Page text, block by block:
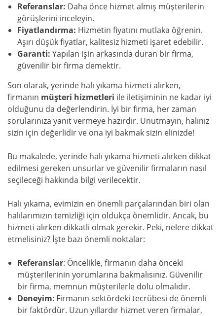
Referanslar: Daha önce hizmet almış müşterilerin
görüşlerini inceleyin.
Fiyatlandırma: Hizmetin fiyatını mutlaka öğrenin.
Aşırı düşük fiyatlar, kalitesiz hizmeti işaret edebilir.
Garanti: Yapılan işin arkasında duran bir firma,
güvenilir bir firma demektir.
Son olarak, yerinde halı yıkama hizmeti alırken,
firmanın müşteri hizmetleri ile iletişiminin ne kadar iyi
olduğunu da değerlendirin. İyi bir firma, her zaman
sorularınıza yanıt vermeye hazırdır. Unutmayın, halınız
sizin için değerlidir ve ona iyi bakmak sizin elinizde!
Bu makalede, yerinde halı yıkama hizmeti alırken dikkat
edilmesi gereken unsurlar ve güvenilir firmaların nasıl
seçileceği hakkında bilgi verilecektir.
Halı yıkama, evimizin en önemli parçalarından biri olan
halılarımızın temizliği için oldukça önemlidir. Ancak, bu
hizmeti alırken dikkatli olmak gerekir. Peki, nelere dikkat
etmelisiniz? İşte bazı önemli noktalar:
Referanslar: Öncelikle, firmanın daha önceki
müşterilerinin yorumlarına bakmalısınız. Güvenilir
bir firma, memnun müşterilerle dolu olmalıdır.
Deneyim: Firmanın sektördeki tecrübesi de önemli
bir faktördür. Uzun yıllardır hizmet veren firmalar,